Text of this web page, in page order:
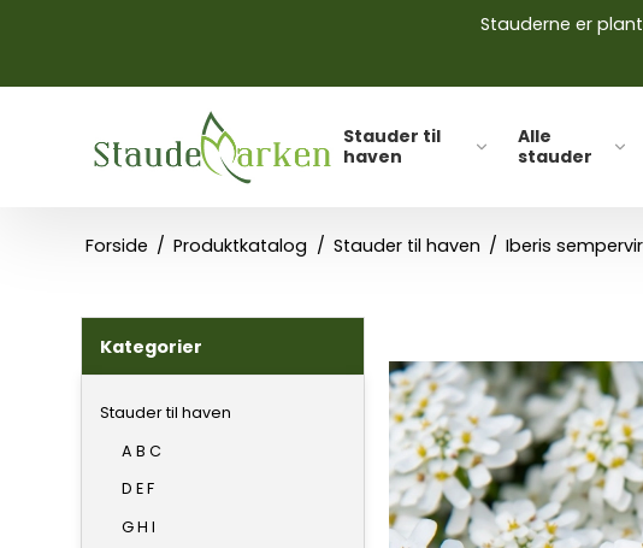
Stauderne er
Stauder til
haven
Alle
stauder
Forside / Produktkatalog / Stauder til haven / Iberis
Kategorier
Stauder til haven
A B C
D E F
G H I